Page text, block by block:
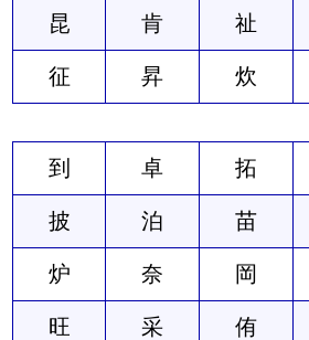
昆 肯 祉
征 昇 炊
到 卓 拓
披 泊 苗
炉 奈 岡
旺 采 侑